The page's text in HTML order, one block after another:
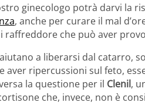
ginecologo potrà darvi la
, anche per curare il mal
raffreddore che può aver
a liberarsi dal catarro,
aver ripercussioni sul feto,
la questione per il Clenil,
che, invece, non è